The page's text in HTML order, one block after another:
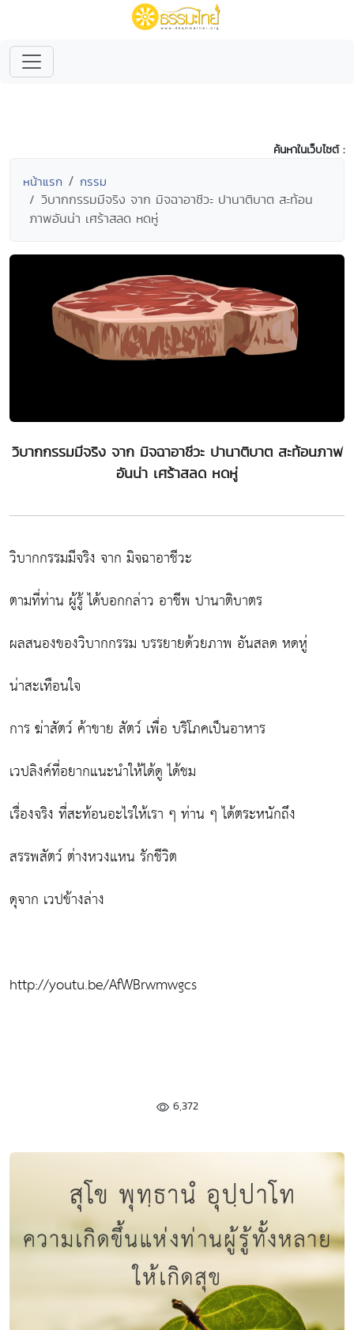
ค้นหาในเว็บไซต์ :
หน้าแรก กรรม
วิบากกรรมมีจริง จาก มิจฉาอาชีวะ ปานาติบาต สะท้อน
ภาพอันน่า เศร้าสลด หดหู่
วิบากกรรมมีจริง จาก มิจฉาอาชีวะ ปานาติบาต สะท้อนภาพ
อันน่า เศร้าสลด หดหู่
วิบากกรรมมีจริง จาก มิจฉาอาชีวะ
ตามที่ท่าน ผู้รู้ ได้บอกกล่าว อาชีพ ปานาติบาตร
ผลสนองของวิบากกรรม บรรยายด้วยภาพ อันสลด หดหู่
น่าสะเทือนใจ
การ ฆ่าสัตว์ ค้าขาย สัตว์ เพื่อ บริโภคเป็นอาหาร
เวปลิงค์ที่อยากแนะนำให้ได้ดู ได้ชม
เรื่องจริง ที่สะท้อนอะไรให้เรา ๆ ท่าน ๆ ได้ตระหนักถึง
สรรพสัตว์ ต่างหวงแหน รักชีวิต
ดุจาก เวปข้างล่าง
http://youtu.be/AfWBrwmwgcs
6,372